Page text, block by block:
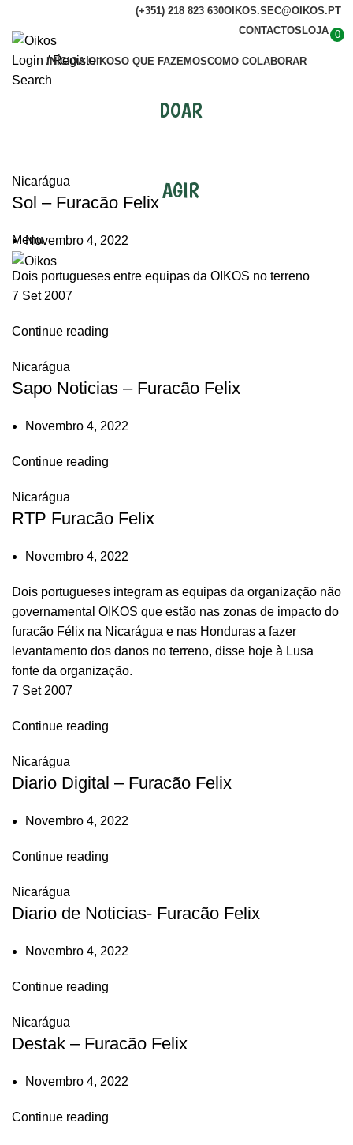
(+351) 218 823 630OIKOS.SEC@OIKOS.PT
CONTACTOS LOJA 0
Login / Register
Search
INÍCIOA OIKOSO QUE FAZEMOSCOMO COLABORAR
DOAR
AGIR
Menu
Nicarágua
Sol – Furacão Felix
Novembro 4, 2022
Dois portugueses entre equipas da OIKOS no terreno
7 Set 2007
Continue reading
Nicarágua
Sapo Noticias – Furacão Felix
Novembro 4, 2022
Continue reading
Nicarágua
RTP Furacão Felix
Novembro 4, 2022
Dois portugueses integram as equipas da organização não
governamental OIKOS que estão nas zonas de impacto do
furacão Félix na Nicarágua e nas Honduras a fazer
levantamento dos danos no terreno, disse hoje à Lusa
fonte da organização.
7 Set 2007
Continue reading
Nicarágua
Diario Digital – Furacão Felix
Novembro 4, 2022
Continue reading
Nicarágua
Diario de Noticias- Furacão Felix
Novembro 4, 2022
Continue reading
Nicarágua
Destak – Furacão Felix
Novembro 4, 2022
Continue reading